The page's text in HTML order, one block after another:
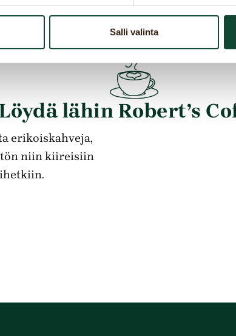
Salli valinta
Löydä lähin Robert’s
erikoiskahveja,
niin kiireisiin